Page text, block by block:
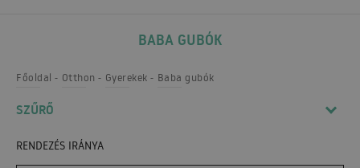
BABA GUBÓK
Főoldal Otthon Gyerekek Baba gubók
SZŰRŐ
RENDEZÉS IRÁNYA